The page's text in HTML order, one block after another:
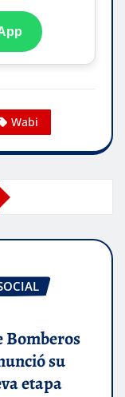
Wabi
Bomberos
su
etapa